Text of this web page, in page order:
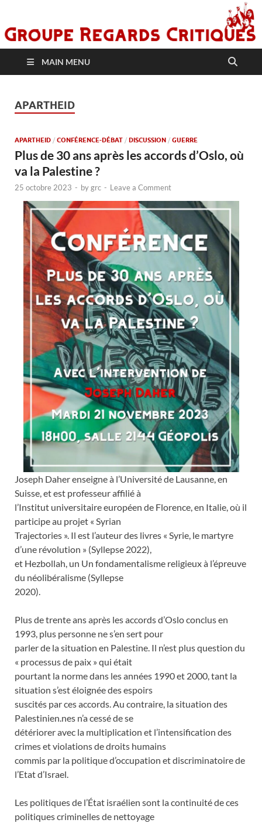
MAIN MENU
APARTHEID
APARTHEID / CONFÉRENCE-DÉBAT / DISCUSSION / GUERRE
Plus de 30 ans après les accords d’Oslo, où
va la Palestine ?
25 octobre 2023 - bygrc - Leave a Comment
Joseph Daher enseigne à l’Université de Lausanne, en
Suisse, et est professeur affilié à
l’Institut universitaire européen de Florence, en Italie, où il
participe au projet « Syrian
Trajectories ». Il est l’auteur des livres « Syrie, le martyre
d’une révolution » (Syllepse 2022),
et Hezbollah, un Un fondamentalisme religieux à l’épreuve
du néolibéralisme (Syllepse
2020).
Plus de trente ans après les accords d’Oslo conclus en
1993, plus personne ne s’en sert pour
parler de la situation en Palestine. Il n’est plus question du
« processus de paix » qui était
pourtant la norme dans les années 1990 et 2000, tant la
situation s’est éloignée des espoirs
suscités par ces accords. Au contraire, la situation des
Palestinien.nes n’a cessé de se
détériorer avec la multiplication et l’intensification des
crimes et violations de droits humains
commis par la politique d’occupation et discriminatoire de
l’Etat d’Israel.
Les politiques de l’État israélien sont la continuité de ces
politiques criminelles de nettoyage